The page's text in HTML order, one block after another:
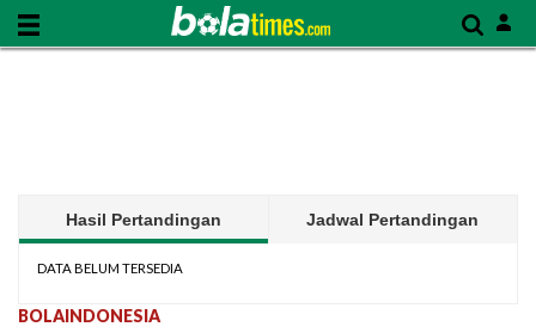
Hasil Pertandingan Jadwal Pertandingan
DATA BELUM TERSEDIA
BOLAINDONESIA